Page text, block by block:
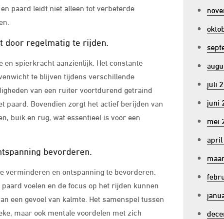
paard leidt niet alleen tot verbeterde
door regelmatig te rijden.
spierkracht aanzienlijk. Het constante
te blijven tijdens verschillende
van een ruiter voortdurend getraind
paard. Bovendien zorgt het actief berijden van
buik en rug, wat essentieel is voor een
bevorderen.
en ontspanning te bevorderen.
voelen en de focus op het rijden kunnen
een gevoel van kalmte. Het samenspel tussen
maar ook mentale voordelen met zich
juli
juni
mei
april